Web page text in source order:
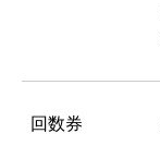
回数券